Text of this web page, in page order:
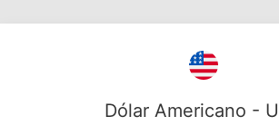
Dólar Americano -